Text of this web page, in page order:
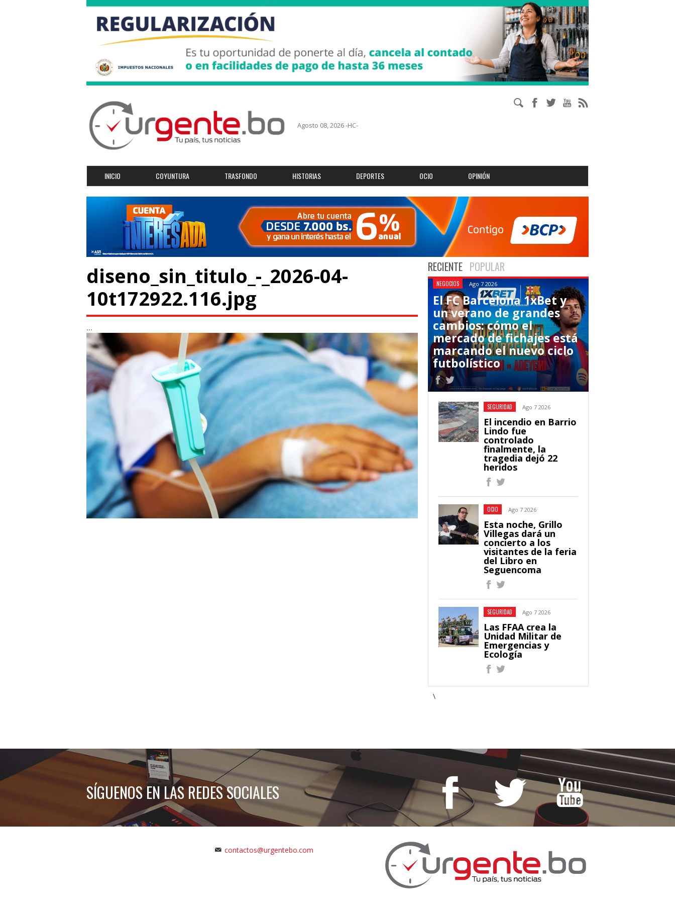
Agosto 08, 2026 -HC-
INICIO COYUNTURA TRASFONDO HISTORIAS DEPORTES OCIO OPINIÓN
diseno_sin_titulo_-_2026-04-
10t172922.116.jpg
...
RECIENTE POPULAR
NEGOCIOS Ago 7 2026
El FC Barcelona 1xBet y
un verano de grandes
cambios: cómo el
mercado de fichajes está
marcando el nuevo ciclo
futbolístico
SEGURIDAD Ago 7 2026
El incendio en Barrio
Lindo fue
controlado
finalmente, la
tragedia dejó 22
heridos
OCIO Ago 7 2026
Esta noche, Grillo
Villegas dará un
concierto a los
visitantes de la feria
del Libro en
Seguencoma
SEGURIDAD Ago 7 2026
Las FFAA crea la
Unidad Militar de
Emergencias y
Ecología
\
SÍGUENOS EN LAS REDES SOCIALES
contactos@urgentebo.com